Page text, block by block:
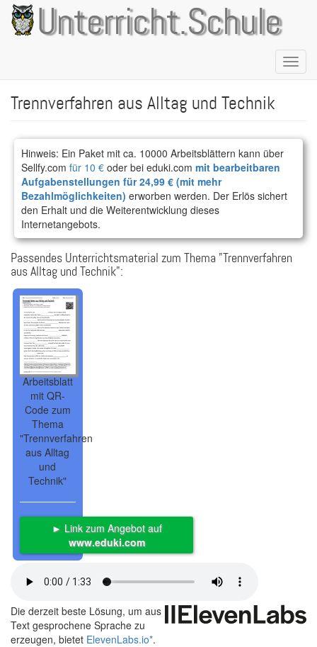
Direkt
zum
Inhalt
Unterricht.Schule
Trennverfahren aus Alltag und Technik
Hinweis: Ein Paket mit ca. 10000 Arbeitsblättern kann über
Sellfy.com für 10 € oder bei eduki.com mit bearbeitbaren
Aufgabenstellungen für 24,99 € (mit mehr
Bezahlmöglichkeiten) erworben werden. Der Erlös sichert
den Erhalt und die Weiterentwicklung dieses
Internetangebots.
Passendes Unterrichtsmaterial zum Thema "Trennverfahren
aus Alltag und Technik":
Arbeitsblatt
mit QR-
Code zum
Thema
"Trennverfahren
aus Alltag
und
Technik"
► Link zum Angebot auf
www.eduki.com
Die derzeit beste Lösung, um aus
Text gesprochene Sprache zu
erzeugen, bietet ElevenLabs.io*.